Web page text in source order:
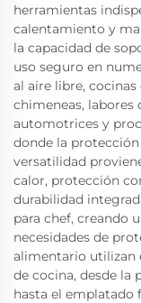
herramientas
calentamiento y
la capacidad de
uso seguro en
al aire libre,
chimeneas, labores
automotrices y
donde la
versatilidad
calor, protección
durabilidad
para chef, creando
necesidades de
alimentario utilizan
de cocina, desde la
hasta el emplatado